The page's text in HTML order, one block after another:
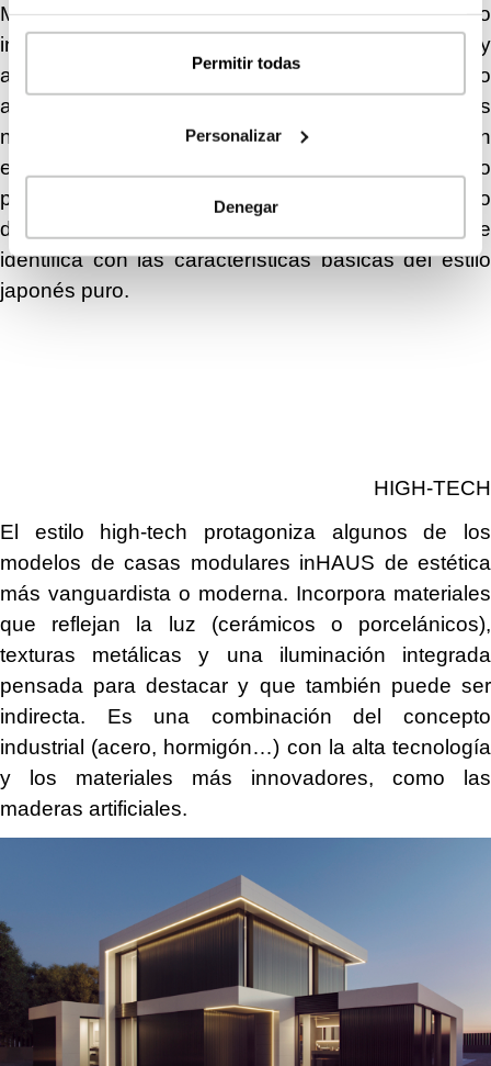
Permitir todas
Personalizar
Denegar
Minimalismo oriental es, dentro del catálogo
inHAUS, la combinación de los estilos minimalista y
asiático. Las líneas sencillas del diseño
arquitectónico, vienen completadas por materiales
nobles y colores oscuros, en contraste con
espacios blancos, inmaculados. El minimalismo
prescinde de la acumulación de elementos, tanto
de mobiliario como decorativo. Esta sencillez se
identifica con las características básicas del estilo
japonés puro.
HIGH-TECH
El estilo high-tech protagoniza algunos de los
modelos de casas modulares inHAUS de estética
más vanguardista o moderna. Incorpora materiales
que reflejan la luz (cerámicos o porcelánicos),
texturas metálicas y una iluminación integrada
pensada para destacar y que también puede ser
indirecta. Es una combinación del concepto
industrial (acero, hormigón…) con la alta tecnología
y los materiales más innovadores, como las
maderas artificiales.